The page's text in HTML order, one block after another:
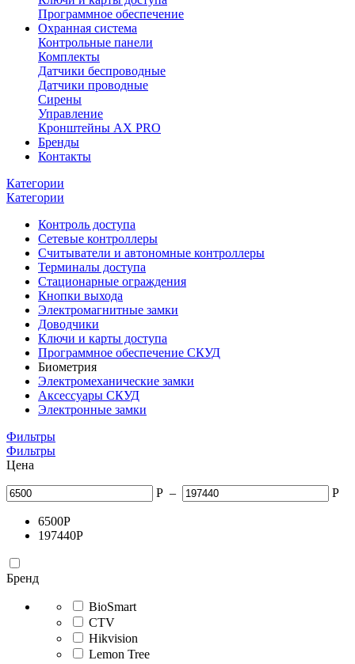
Программное обеспечение
Охранная система
Контрольные панели
Комплекты
Датчики беспроводные
Датчики проводные
Сирены
Управление
Кронштейны AX PRO
Бренды
Контакты
Категории
Категории
Контроль доступа
Сетевые контроллеры
Считыватели и автономные контроллеры
Терминалы доступа
Стационарные ограждения
Кнопки выхода
Электромагнитные замки
Доводчики
Ключи и карты доступа
Программное обеспечение СКУД
Биометрия
Электромеханические замки
Аксессуары СКУД
Электронные замки
Фильтры
Фильтры
Цена
Р – Р
6500Р
197440Р
Бренд
BioSmart
CTV
Hikvision
Lemon Tree